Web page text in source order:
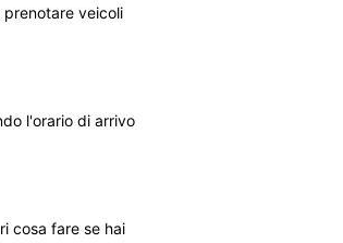
veicoli
l'orario di arrivo
cosa fare se hai